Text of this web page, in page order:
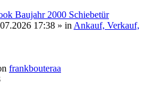
Baujahr 2000 Schiebetür
17:38 » in Ankauf, Verkauf,
frankbouteraa